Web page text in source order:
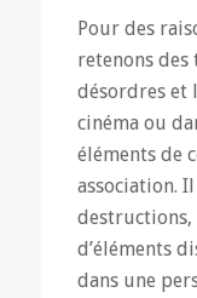
Pour des
retenons
désordres et
cinéma ou
éléments de
association.
destructions,
d’éléments
dans une